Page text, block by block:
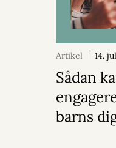
Artikel 14.
Sådan
barns